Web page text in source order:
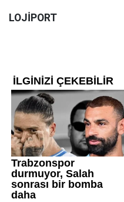
LOJİPORT